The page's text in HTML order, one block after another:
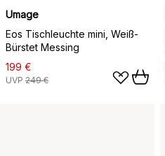
Umage
Eos Tischleuchte mini, Weiß-
Bürstet Messing
199 €
UVP 249 €